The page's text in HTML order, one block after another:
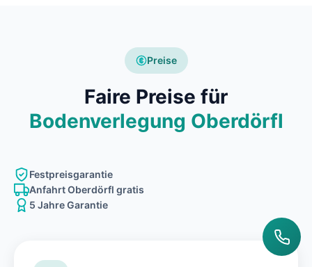
Preise
Faire Preise für
Bodenverlegung Oberdörfl
Festpreisgarantie
Anfahrt Oberdörfl gratis
5 Jahre Garantie